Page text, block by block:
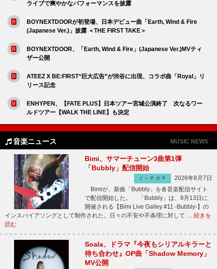
ライブで爽やかなパフォーマンスを披露
BOYNEXTDOORが初登場、日本デビュー曲「Earth, Wind & Fire
(Japanese Ver.)」披露 ＜THE FIRST TAKE＞
BOYNEXTDOOR、「Earth, Wind & Fire」(Japanese Ver.)MVティ
ザー公開
ATEEZ X BE:FIRST“巨大広告”が渋谷に出現、コラボ曲「Royal」リ
リース記念
ENHYPEN、【FATE PLUS】日本ツアー宮城公演終了 次なるワー
ルドツアー【WALK THE LINE】も決定
音楽ニュース MUSIC NEWS
Bimi、サマーチューン3曲第1弾
「Bubbly」配信開始
Ｊ－ＰＯＰ
2026年8月7日
Bimiが、新曲「Bubbly」を各音楽配信サイト
で配信開始した。 「Bubbly」は、9月13日に
開催される【Bimi Live Galley #11 -Bubbly-】の
インスパイアソングとして制作された。日々の不安や不条理に対して … 続きを
読む
Soala、ドラマ『今夜もシリアルキラーと
待ち合わせ』OP曲「Shadow Memory」
MV公開